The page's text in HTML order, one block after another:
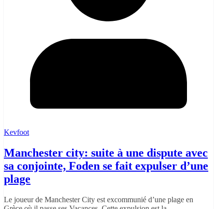
Kevfoot
Manchester city: suite à une dispute avec
sa conjointe, Foden se fait expulser d’une
plage
Le joueur de Manchester City est excommunié d’une plage en